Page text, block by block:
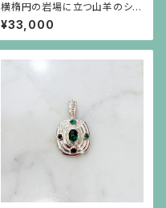
横楕円の岩場に立つ山羊のシル
バープレートに白い大粒バロッ
クパールが揺れるブローチ兼ペ
ンダント
¥33,000